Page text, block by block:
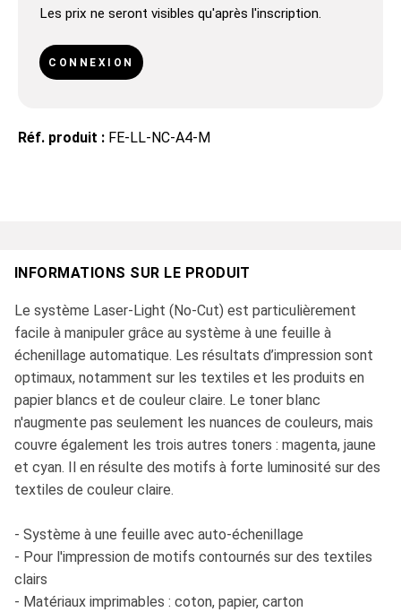
Les prix ne seront visibles qu'après l'inscription.
CONNEXION
Réf. produit : FE-LL-NC-A4-M
INFORMATIONS SUR LE PRODUIT
Le système Laser-Light (No-Cut) est particulièrement
facile à manipuler grâce au système à une feuille à
échenillage automatique. Les résultats d’impression sont
optimaux, notamment sur les textiles et les produits en
papier blancs et de couleur claire. Le toner blanc
n'augmente pas seulement les nuances de couleurs, mais
couvre également les trois autres toners : magenta, jaune
et cyan. Il en résulte des motifs à forte luminosité sur des
textiles de couleur claire.
- Système à une feuille avec auto-échenillage
- Pour l'impression de motifs contournés sur des textiles
clairs
- Matériaux imprimables : coton, papier, carton